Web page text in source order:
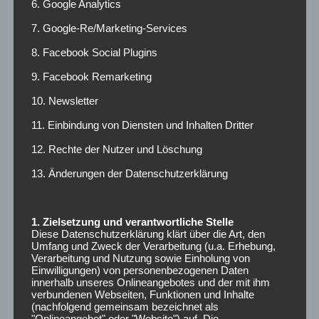
Atsuto Uchida (Muskelfaserriss) verzichten. Der Ex-
Schalker wird vermutlich erst Mitte November in den
Voraussichtliche
Aufstellungen
Wendell – Kohr, Arranguiz – Bailey, Brandt – Havertz,
Alario
Schönheim, Pedersen – Kreilach, Prömel – Skrzybski,
Hartel, Hedlund – Polter
Fakten zum Spiel
Anpfiff:Dienstag, den 24.10.2017, um 18:30 Uhr
6. Google Analytics
7. Google-Re/Marketing-Services
8. Facebook Social Plugins
9. Facebook Remarketing
10. Newsletter
11. Einbindung von Diensten und Inhalten Dritter
12. Rechte der Nutzer und Löschung
13. Änderungen der Datenschutzerklärung
1. Zielsetzung und verantwortliche Stelle
Diese Datenschutzerklärung klärt über die Art, den
Umfang und Zweck der Verarbeitung (u.a. Erhebung,
Verarbeitung und Nutzung sowie Einholung von
Einwilligungen) von personenbezogenen Daten
innerhalb unseres Onlineangebotes und der mit ihm
verbundenen Webseiten, Funktionen und Inhalte
(nachfolgend gemeinsam bezeichnet als